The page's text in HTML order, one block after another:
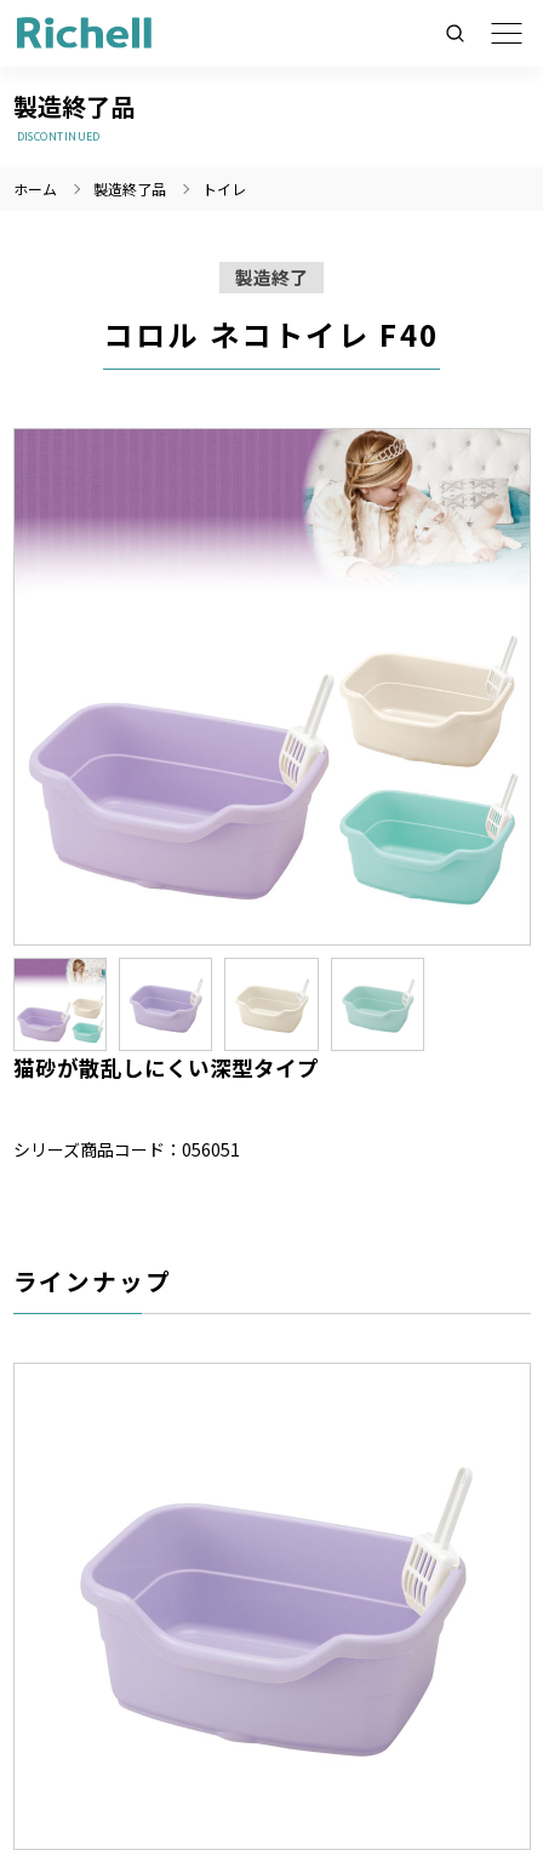
製品情報のみを検索
製造終了品
DISCONTINUED
ホーム 製造終了品 トイレ
製造終了
コロル ネコトイレ F40
猫砂が散乱しにくい深型タイプ
シリーズ商品コード：056051
ラインナップ